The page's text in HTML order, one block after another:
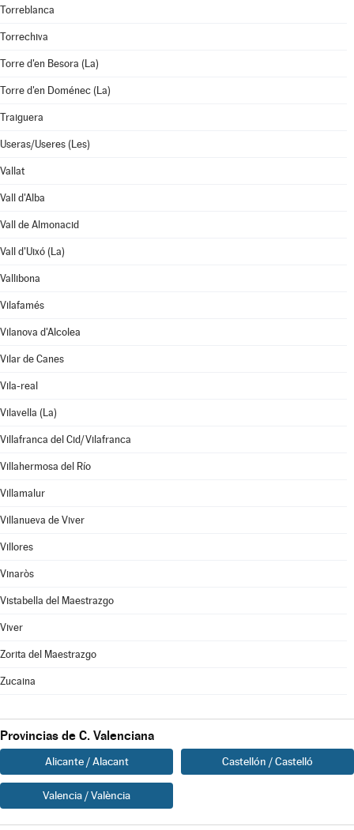
Torreblanca
Torrechiva
Torre d'en Besora (La)
Torre d'en Doménec (La)
Traiguera
Useras/Useres (Les)
Vallat
Vall d'Alba
Vall de Almonacid
Vall d'Uixó (La)
Vallibona
Vilafamés
Vilanova d'Alcolea
Vilar de Canes
Vila-real
Vilavella (La)
Villafranca del Cid/Vilafranca
Villahermosa del Río
Villamalur
Villanueva de Viver
Villores
Vinaròs
Vistabella del Maestrazgo
Viver
Zorita del Maestrazgo
Zucaina
Provincias de C. Valenciana
Alicante / Alacant Castellón / Castelló
Valencia / València